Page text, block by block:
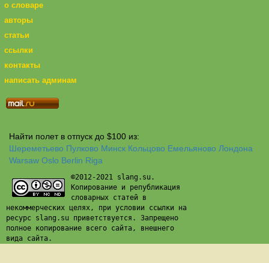
о словаре
авторы
статьи
ссылки
контакты
написать админам
Найти полет в отпуск до $100 из:
Шереметьево Пулково Минск Кольцово Емельяново Лондона
Warsaw Oslo Berlin Riga
©2012-2021 slang.su.
Копирование и републикация
словарных статей в
некоммерческих целях, при условии ссылки на
ресурс slang.su приветствуется. Запрещено
полное копирование всего сайта, внешнего
вида сайта.